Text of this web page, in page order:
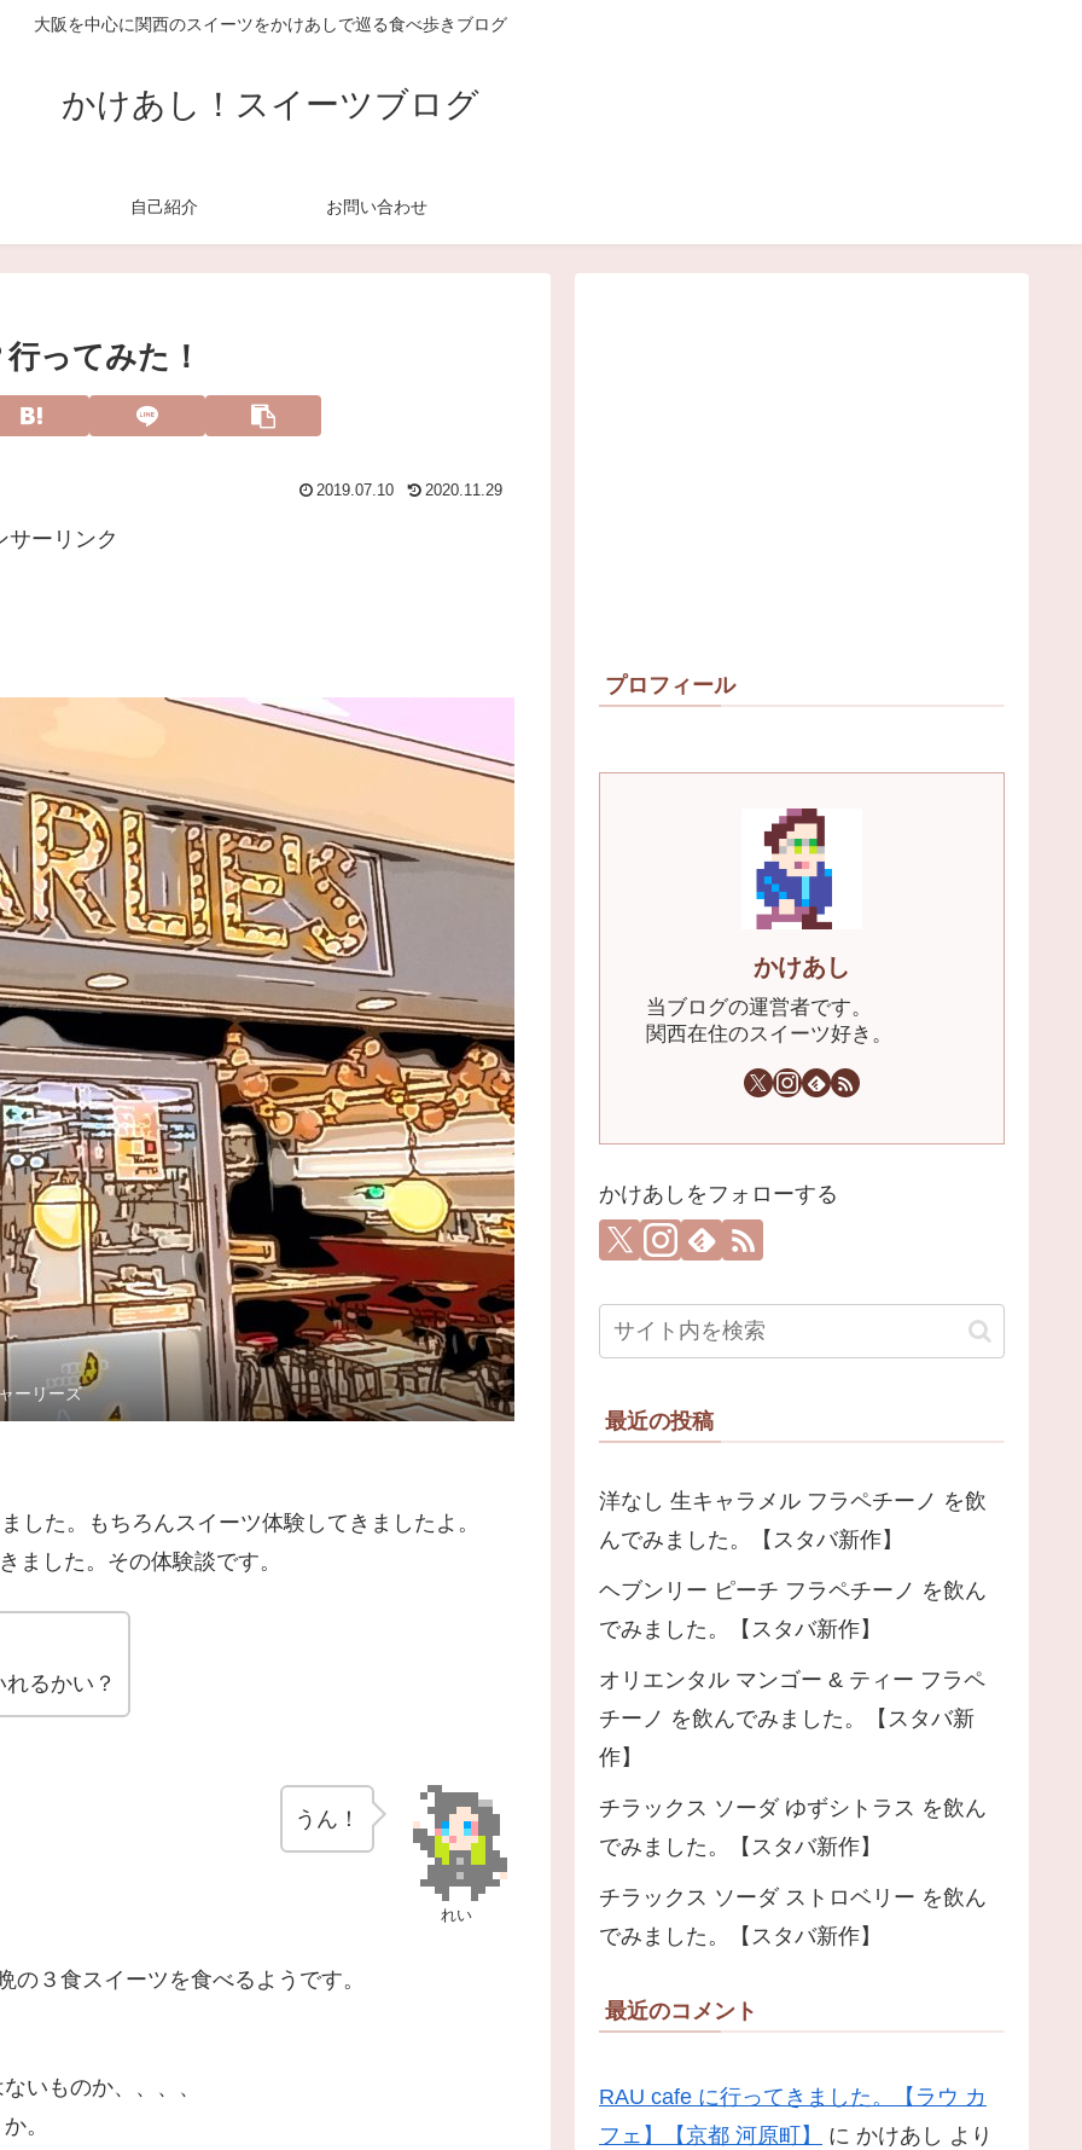
大阪を中心に関西のスイーツをかけあしで巡る食べ歩きブログ
かけあし！スイーツブログ
自己紹介 お問い合わせ
ってみた！
2019.07.10 2020.11.29
サーリンク
ーリーズ
した。もちろんスイーツ体験してきましたよ。
ました。その体験談です。
るかい？
れい
うん！
３食スイーツを食べるようです。
いものか、、、、
。
プロフィール
かけあし
当ブログの運営者です。
関西在住のスイーツ好き。
かけあしをフォローする
最近の投稿
洋なし 生キャラメル フラペチーノ を飲
んでみました。【スタバ新作】
ヘブンリー ピーチ フラペチーノ を飲ん
でみました。【スタバ新作】
オリエンタル マンゴー & ティー フラペ
チーノ を飲んでみました。【スタバ新
作】
チラックス ソーダ ゆずシトラス を飲ん
でみました。【スタバ新作】
チラックス ソーダ ストロベリー を飲ん
でみました。【スタバ新作】
最近のコメント
RAU cafe に行ってきました。【ラウ カ
フェ】【京都 河原町】
に かけあし より